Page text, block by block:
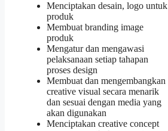
Menciptakan desain, logo untuk
produk
Membuat branding image
produk
Mengatur dan mengawasi
pelaksanaan setiap tahapan
proses design
Membuat dan mengembangkan
creative visual secara menarik
dan sesuai dengan media yang
akan digunakan
Menciptakan creative concept